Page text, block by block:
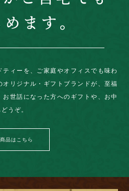
ィーを、ご家庭やオフィスでも味わ
リジナル・ギフトブランドが、至福
世話になった方へのギフトや、お中
うぞ。
商品はこちら